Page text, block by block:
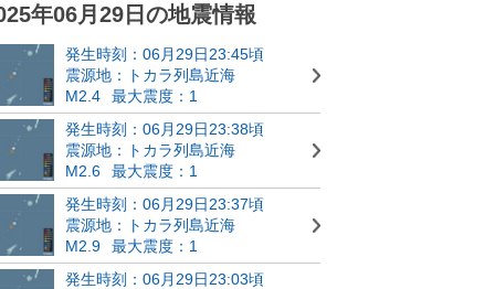
年06月29日の地震情報
発生時刻：06月29日23:45頃
震源地：トカラ列島近海
M2.4
最大震度：1
発生時刻：06月29日23:38頃
震源地：トカラ列島近海
M2.6
最大震度：1
発生時刻：06月29日23:37頃
震源地：トカラ列島近海
M2.9
最大震度：1
発生時刻：06月29日23:03頃